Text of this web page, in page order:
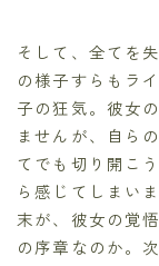
そして、全てを
の様子すらもラ
子の狂気。彼女
ませんが、自ら
てでも切り開こ
ら感じてしまい
末が、彼女の覚
の序章なのか。